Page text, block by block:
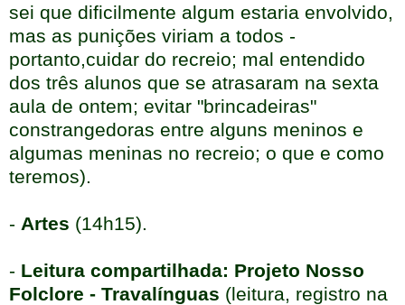
sei que dificilmente algum estaria envolvido,
mas as punições viriam a todos -
portanto,cuidar do recreio; mal entendido
dos três alunos que se atrasaram na sexta
aula de ontem; evitar "brincadeiras"
constrangedoras entre alguns meninos e
algumas meninas no recreio; o que e como
teremos).
- Artes (14h15).
- Leitura compartilhada: Projeto Nosso
Folclore - Travalínguas (leitura, registro na